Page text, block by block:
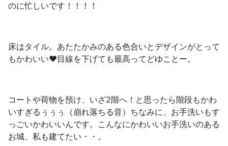
のに忙しいです！！！！
床はタイル。あたたかみのある色合いとデザインがとって
もかわいい❤️目線を下げても最高ってどゆことー。
コートや荷物を預け、いざ2階へ！と思ったら階段もかわ
いすぎるぅぅぅ（崩れ落ちる音）ちなみに、お手洗いもす
っごいかわいいんです。こんなにかわいいお手洗いのある
お城、私も建てたい・・。